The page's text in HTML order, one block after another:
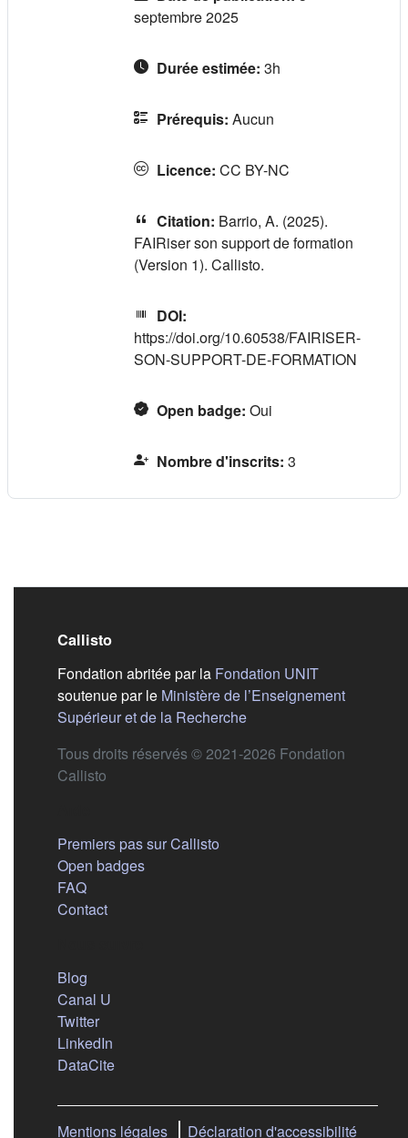
septembre 2025
Durée estimée: 3h
Prérequis: Aucun
Licence: CC BY-NC
Citation: Barrio, A. (2025).
FAIRiser son support de formation
(Version 1). Callisto.
DOI:
https://doi.org/10.60538/FAIRISER-
SON-SUPPORT-DE-FORMATION
Open badge: Oui
Nombre d'inscrits: 3
Callisto
Fondation abritée par la Fondation UNIT(s'ouvre
soutenue par le Ministère de l’Enseignement
Supérieur et de la Recherche(s'ouvre dans un nouvel
Tous droits réservés © 2021-2026 Fondation
Callisto
Premiers pas sur Callisto
Open badges
FAQ
Contact
Blog
Canal U
Twitter(s'ouvre dans un nouvel onglet)
LinkedIn
DataCite(s'ouvre dans un nouvel onglet)
Mentions légales Déclaration d'accessibilité